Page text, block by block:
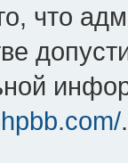
что
.